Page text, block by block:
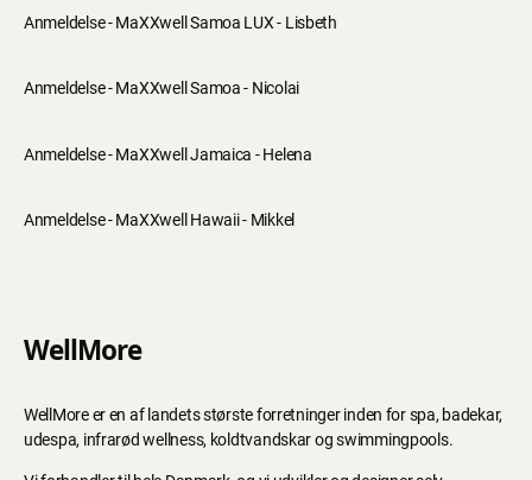
Anmeldelse - MaXXwell Samoa LUX - Lisbeth
Anmeldelse - MaXXwell Samoa - Nicolai
Anmeldelse - MaXXwell Jamaica - Helena
Anmeldelse - MaXXwell Hawaii - Mikkel
WellMore
WellMore er en af landets største forretninger inden for spa, badekar,
udespa, infrarød wellness, koldtvandskar og swimmingpools.